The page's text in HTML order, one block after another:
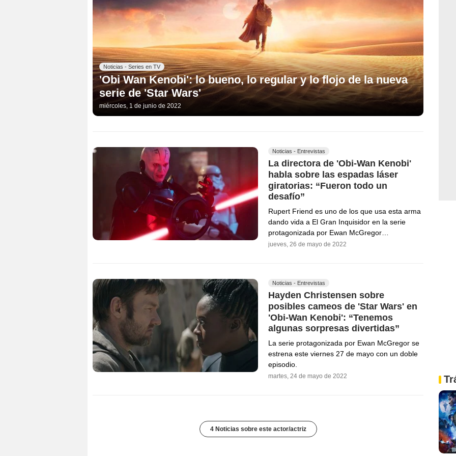
Noticias - Series en TV
'Obi Wan Kenobi': lo bueno, lo regular y lo flojo de la nueva
serie de 'Star Wars'
miércoles, 1 de junio de 2022
Noticias - Entrevistas
La directora de 'Obi-Wan Kenobi'
habla sobre las espadas láser
giratorias: “Fueron todo un
desafío”
Rupert Friend es uno de los que usa esta arma
dando vida a El Gran Inquisidor en la serie
protagonizada por Ewan McGregor…
jueves, 26 de mayo de 2022
Noticias - Entrevistas
Hayden Christensen sobre
posibles cameos de 'Star Wars' en
'Obi-Wan Kenobi': “Tenemos
algunas sorpresas divertidas”
La serie protagonizada por Ewan McGregor se
estrena este viernes 27 de mayo con un doble
episodio.
martes, 24 de mayo de 2022
4 Noticias sobre este actor/actriz